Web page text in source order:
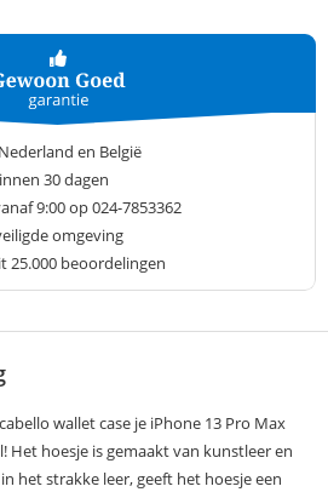
en België
30 dagen
9:00 op 024-7853362
omgeving
25.000 beoordelingen
wallet case je iPhone 13 Pro Max
Het hoesje is gemaakt van kunstleer en
het strakke leer, geeft het hoesje een